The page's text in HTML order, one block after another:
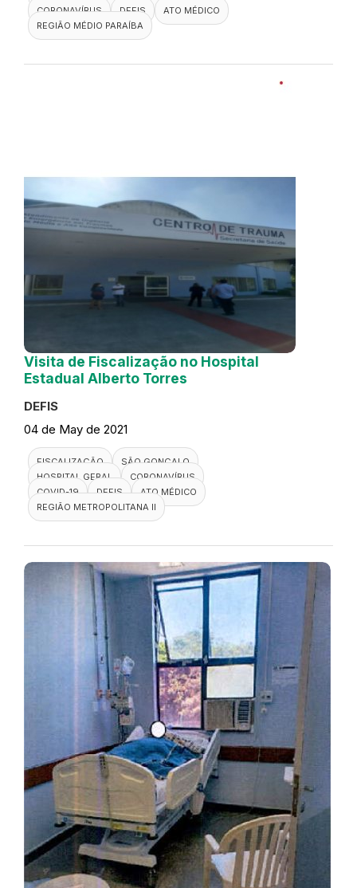
CORONAVÍRUS
DEFIS
ATO MÉDICO
REGIÃO MÉDIO PARAÍBA
Visita de Fiscalização no Hospital
Estadual Alberto Torres
DEFIS
04 de May de 2021
FISCALIZAÇÃO
SÃO GONÇALO
HOSPITAL GERAL
CORONAVÍRUS
COVID-19
DEFIS
ATO MÉDICO
REGIÃO METROPOLITANA II